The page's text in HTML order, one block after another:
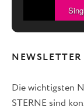
NEWSLETTER
Die wichtigsten
STERNE sind